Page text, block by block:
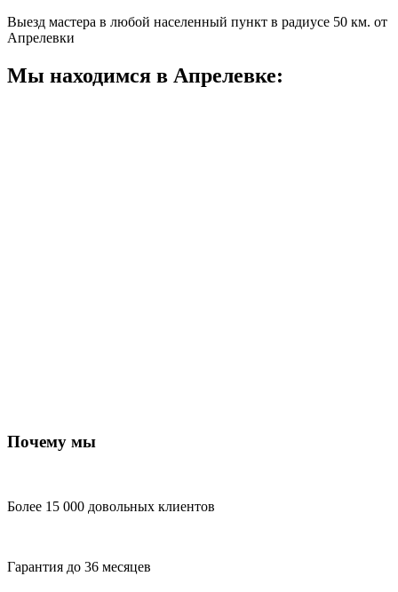
Выезд мастера в любой населенный пункт в радиусе 50 км. от
Апрелевки
Мы находимся в Апрелевке:
Почему мы
Более 15 000 довольных клиентов
Гарантия до 36 месяцев